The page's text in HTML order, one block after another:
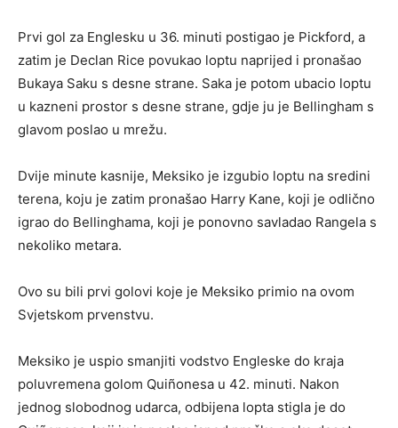
Prvi gol za Englesku u 36. minuti postigao je Pickford, a
zatim je Declan Rice povukao loptu naprijed i pronašao
Bukaya Saku s desne strane. Saka je potom ubacio loptu
u kazneni prostor s desne strane, gdje ju je Bellingham s
glavom poslao u mrežu.
Dvije minute kasnije, Meksiko je izgubio loptu na sredini
terena, koju je zatim pronašao Harry Kane, koji je odlično
igrao do Bellinghama, koji je ponovno savladao Rangela s
nekoliko metara.
Ovo su bili prvi golovi koje je Meksiko primio na ovom
Svjetskom prvenstvu.
Meksiko je uspio smanjiti vodstvo Engleske do kraja
poluvremena golom Quiñonesa u 42. minuti. Nakon
jednog slobodnog udarca, odbijena lopta stigla je do